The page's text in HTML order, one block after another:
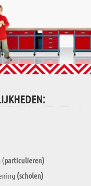
(particulieren)
(scholen)